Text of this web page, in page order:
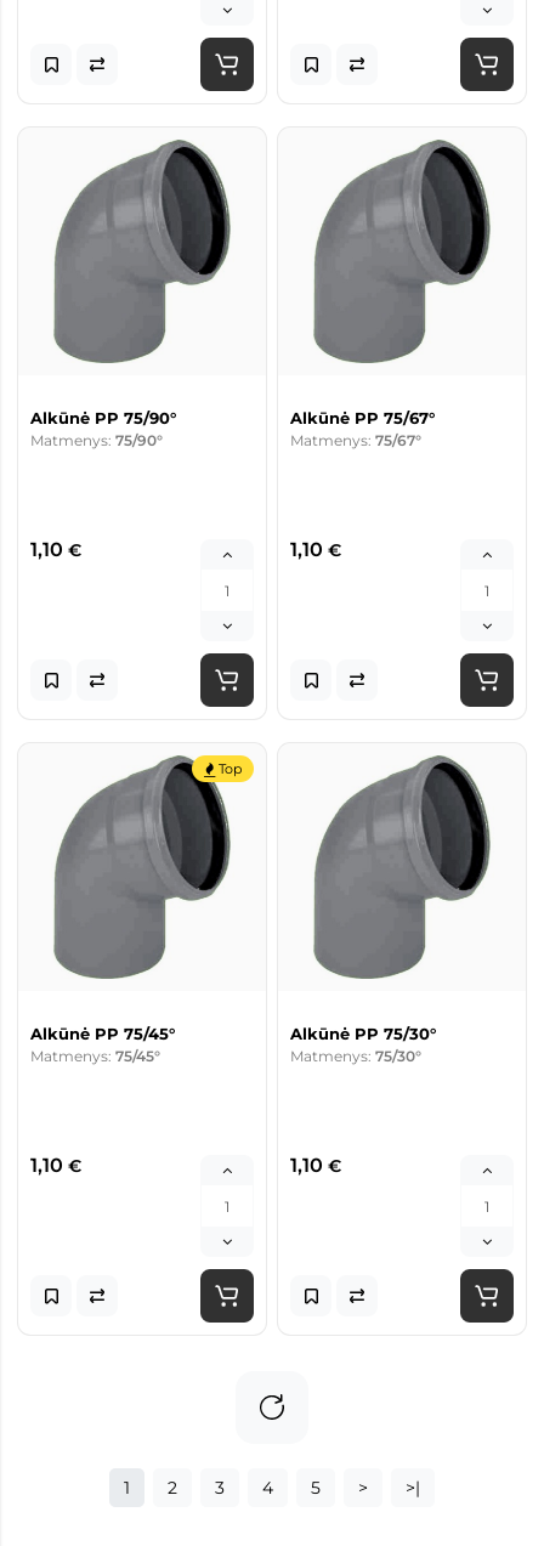
Alkūnė PP 75/90°
Matmenys: 75/90°
1,10 €
Alkūnė PP 75/67°
Matmenys: 75/67°
1,10 €
Top
Alkūnė PP 75/45°
Matmenys: 75/45°
1,10 €
Alkūnė PP 75/30°
Matmenys: 75/30°
1,10 €
1 2 3 4 5 > >|